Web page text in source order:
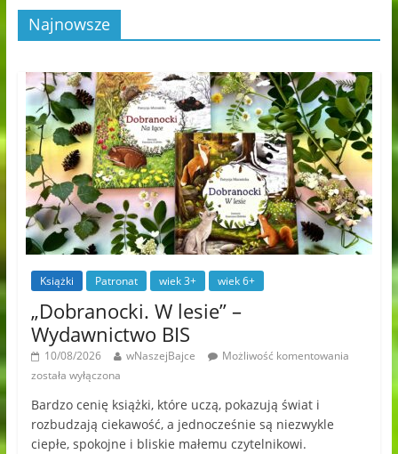
Najnowsze
Książki Patronat wiek 3+ wiek 6+
„Dobranocki. W lesie” –
Wydawnictwo BIS
10/08/2026 wNaszejBajce
Możliwość komentowania
została wyłączona
Bardzo cenię książki, które uczą, pokazują świat i
rozbudzają ciekawość, a jednocześnie są niezwykle
ciepłe, spokojne i bliskie małemu czytelnikowi.